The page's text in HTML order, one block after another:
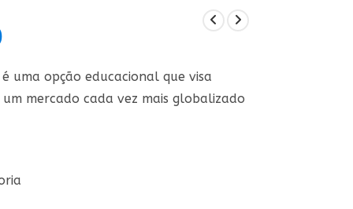
preço
R$1.216,00.
uma opção educacional que visa
mercado cada vez mais globalizado